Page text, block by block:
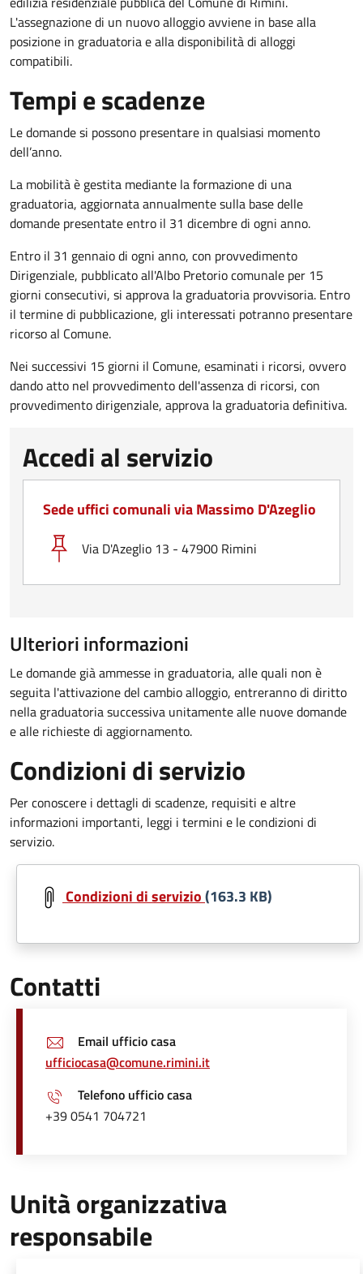
L'assegnazione di un nuovo alloggio avviene in base alla
posizione in graduatoria e alla disponibilità di alloggi
compatibili.
Tempi e scadenze
Le domande si possono presentare in qualsiasi momento
dell’anno.
La mobilità è gestita mediante la formazione di una
graduatoria, aggiornata annualmente sulla base delle
domande presentate entro il 31 dicembre di ogni anno.
Entro il 31 gennaio di ogni anno, con provvedimento
Dirigenziale, pubblicato all'Albo Pretorio comunale per 15
giorni consecutivi, si approva la graduatoria provvisoria. Entro
il termine di pubblicazione, gli interessati potranno presentare
ricorso al Comune.
Nei successivi 15 giorni il Comune, esaminati i ricorsi, ovvero
dando atto nel provvedimento dell'assenza di ricorsi, con
provvedimento dirigenziale, approva la graduatoria definitiva.
Accedi al servizio
Sede uffici comunali via Massimo D'Azeglio
Via D'Azeglio 13 - 47900 Rimini
Ulteriori informazioni
Le domande già ammesse in graduatoria, alle quali non è
seguita l'attivazione del cambio alloggio, entreranno di diritto
nella graduatoria successiva unitamente alle nuove domande
e alle richieste di aggiornamento.
Condizioni di servizio
Per conoscere i dettagli di scadenze, requisiti e altre
informazioni importanti, leggi i termini e le condizioni di
servizio.
Document
Condizioni di servizio(163.3 KB)
Contatti
Email ufficio casa
ufficiocasa@comune.rimini.it
Telefono ufficio casa
+39 0541 704721
Unità organizzativa
responsabile